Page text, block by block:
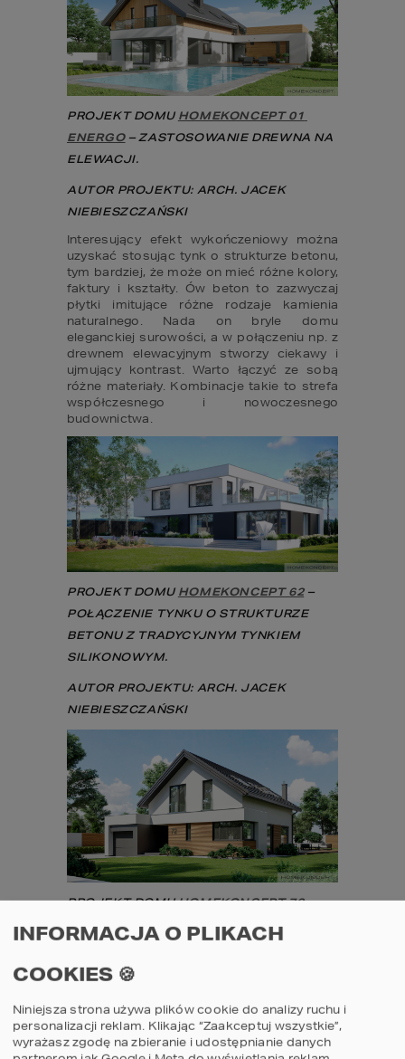
PROJEKT DOMU HOMEKONCEPT 01
ENERGO – ZASTOSOWANIE DREWNA NA
ELEWACJI.
AUTOR PROJEKTU: ARCH. JACEK
NIEBIESZCZAŃSKI
Interesujący efekt wykończeniowy można
uzyskać stosując tynk o strukturze betonu,
tym bardziej, że może on mieć różne kolory,
faktury i kształty. Ów beton to zazwyczaj
płytki imitujące różne rodzaje kamienia
naturalnego. Nada on bryle domu
eleganckiej surowości, a w połączeniu np. z
drewnem elewacyjnym stworzy ciekawy i
ujmujący kontrast. Warto łączyć ze sobą
różne materiały. Kombinacje takie to strefa
współczesnego i nowoczesnego
budownictwa.
PROJEKT DOMU HOMEKONCEPT 62 –
POŁĄCZENIE TYNKU O STRUKTURZE
BETONU Z TRADYCYJNYM TYNKIEM
SILIKONOWYM.
AUTOR PROJEKTU: ARCH. JACEK
NIEBIESZCZAŃSKI
PROJEKT DOMU HOMEKONCEPT 72 –
DREWNIANA OKŁADZINA ELEWACJI.
NIEBIESZCZAŃSKI
Ciekawym i kunsztownym materiałem
wykończeniowym jest klinkier. To produkt
naturalny, atrakcyjny w wyglądzie i mający
bogate zastosowanie w budowie
INFORMACJA O PLIKACH
COOKIES 🍪
Niniejsza strona używa plików cookie do analizy ruchu i
personalizacji reklam. Klikając “Zaakceptuj wszystkie”,
wyrażasz zgodę na zbieranie i udostępnianie danych